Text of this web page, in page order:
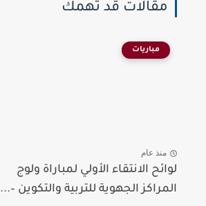
مقالات قد تهمك
مباريات
منذ عام
لوائح الانتقاء الأولي لمباراة ولوج
المراكز الجهوية للتربية والتكوين –...